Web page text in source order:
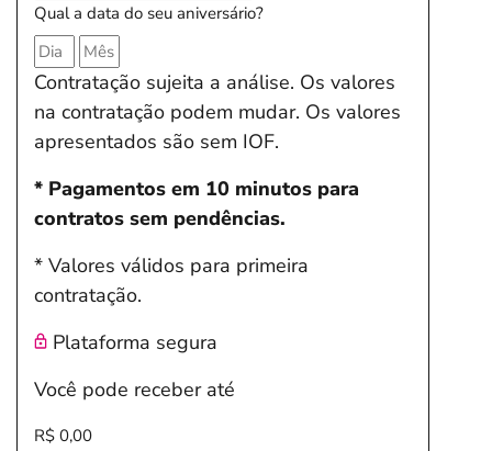
Qual a data do seu aniversário?
Contratação sujeita a análise. Os valores
na contratação podem mudar. Os valores
apresentados são sem IOF.
* Pagamentos em 10 minutos para
contratos sem pendências.
* Valores válidos para primeira
contratação.
Plataforma segura
Você pode receber até
R$ 0,00